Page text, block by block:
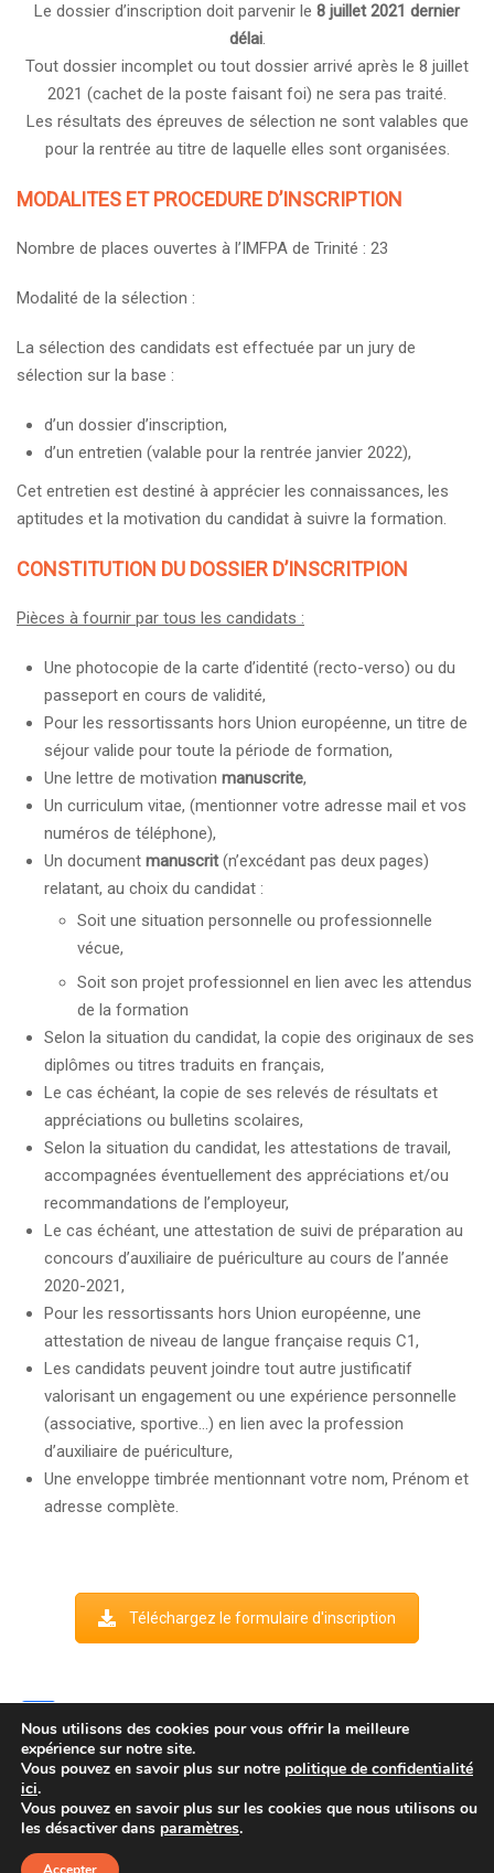
Le dossier d’inscription doit parvenir le 8 juillet 2021 dernier
délai.
Tout dossier incomplet ou tout dossier arrivé après le 8 juillet
2021 (cachet de la poste faisant foi) ne sera pas traité.
Les résultats des épreuves de sélection ne sont valables que
pour la rentrée au titre de laquelle elles sont organisées.
MODALITES ET PROCEDURE D’INSCRIPTION
Nombre de places ouvertes à l’IMFPA de Trinité : 23
Modalité de la sélection :
La sélection des candidats est effectuée par un jury de
sélection sur la base :
d’un dossier d’inscription,
d’un entretien (valable pour la rentrée janvier 2022),
Cet entretien est destiné à apprécier les connaissances, les
aptitudes et la motivation du candidat à suivre la formation.
CONSTITUTION DU DOSSIER D’INSCRITPION
Pièces à fournir par tous les candidats :
Une photocopie de la carte d’identité (recto-verso) ou du
passeport en cours de validité,
Pour les ressortissants hors Union européenne, un titre de
séjour valide pour toute la période de formation,
Une lettre de motivation manuscrite,
Un curriculum vitae, (mentionner votre adresse mail et vos
numéros de téléphone),
Un document manuscrit(n’excédant pas deux pages)
relatant, au choix du candidat :
Soit une situation personnelle ou professionnelle
vécue,
Soit son projet professionnel en lien avec les attendus
de la formation
Selon la situation du candidat, la copie des originaux de ses
diplômes ou titres traduits en français,
Le cas échéant, la copie de ses relevés de résultats et
appréciations ou bulletins scolaires,
Selon la situation du candidat, les attestations de travail,
accompagnées éventuellement des appréciations et/ou
recommandations de l’employeur,
Le cas échéant, une attestation de suivi de préparation au
concours d’auxiliaire de puériculture au cours de l’année
2020-2021,
Pour les ressortissants hors Union européenne, une
attestation de niveau de langue française requis C1,
Les candidats peuvent joindre tout autre justificatif
valorisant un engagement ou une expérience personnelle
(associative, sportive…) en lien avec la profession
d’auxiliaire de puériculture,
Une enveloppe timbrée mentionnant votre nom, Prénom et
adresse complète.
Téléchargez le formulaire d'inscription
Facebook
Tous droits réservés © 2024 IMFPA -
Protection des données - Cookies
Nous utilisons des cookies pour vous offrir la meilleure
expérience sur notre site.
Vous pouvez en savoir plus sur notre politique de confidentialité
ici.
Vous pouvez en savoir plus sur les cookies que nous utilisons ou
les désactiver dans paramètres.